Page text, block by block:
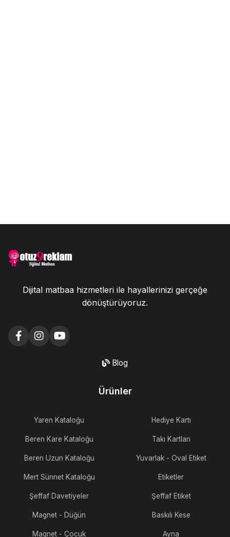
Dijital matbaa hizmetleri ile hayallerinizi gerçeğe
dönüştürüyoruz.
Blog
Ürünler
Yaren Kataloğu
Beren Kare Kataloğu
Beren Uzun Kataloğu
Mert Sünnet Kataloğu
Şeffaf Davetiyeler
Magnet - Düğün
Magnet - Çocuk
Hediye Kartı
Takı Kartları
Yuvarlak - Oval Etiket
Etiketler
Şeffaf Etiket
Baskılı Kese
Ayna